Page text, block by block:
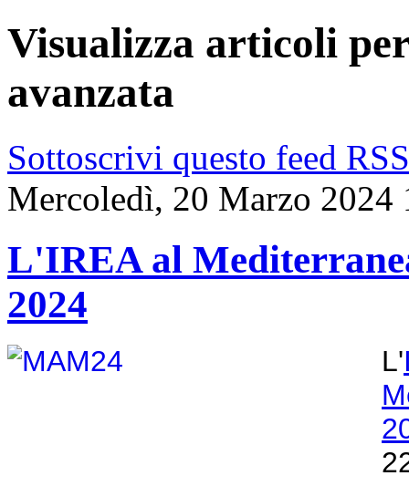
Visualizza articoli
avanzata
Sottoscrivi questo feed RSS
Mercoledì, 20 Marzo 2024
L'IREA al
2024
L'